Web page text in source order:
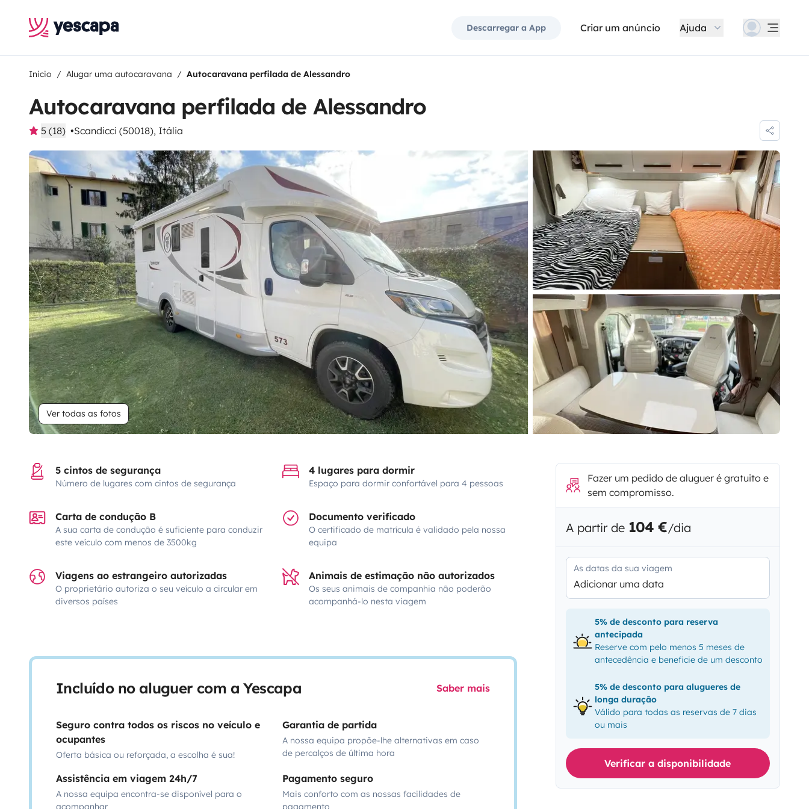
Descarregar a App Criar um anúncio Ajuda
Inicio Alugar uma autocaravana Autocaravana perfilada de Alessandro
Autocaravana perfilada de Alessandro
5 (18) Scandicci (50018), Itália
Ver todas as fotos
5 cintos de segurança
Número de lugares com cintos de segurança
4 lugares para dormir
Espaço para dormir confortável para 4 pessoas
Carta de condução B
A sua carta de condução é suficiente para conduzir
este veículo com menos de 3500kg
Documento verificado
O certificado de matrícula é validado pela nossa
equipa
Viagens ao estrangeiro autorizadas
O proprietário autoriza o seu veículo a circular em
diversos países
Animais de estimação não autorizados
Os seus animais de companhia não poderão
acompanhá-lo nesta viagem
Incluído no aluguer com a Yescapa Saber mais
Seguro contra todos os riscos no veículo e
ocupantes
Oferta básica ou reforçada, a escolha é sua!
Garantia de partida
A nossa equipa propõe-lhe alternativas em caso
de percalços de última hora
Assistência em viagem 24h/7
A nossa equipa encontra-se disponível para o
acompanhar
Pagamento seguro
Mais conforto com as nossas facilidades de
pagamento
Fazer um pedido de aluguer é gratuito e
sem compromisso.
A partir de 104 €/dia
As datas da sua viagem
Adicionar uma data
5% de desconto para reserva
antecipada
Reserve com pelo menos 5 meses de
antecedência e beneficie de um desconto
5% de desconto para alugueres de
longa duração
Válido para todas as reservas de 7 dias
ou mais
Verificar a disponibilidade